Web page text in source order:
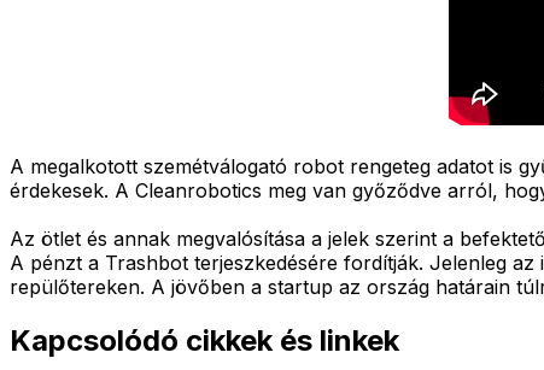
A megalkotott szemétválogató robot rengeteg adatot is
érdekesek. A Cleanrobotics meg van győződve arról,
Az ötlet és annak megvalósítása a jelek szerint a
A pénzt a Trashbot terjeszkedésére fordítják. Jelenleg
repülőtereken. A jövőben a startup az ország határain
Kapcsolódó cikkek és linkek